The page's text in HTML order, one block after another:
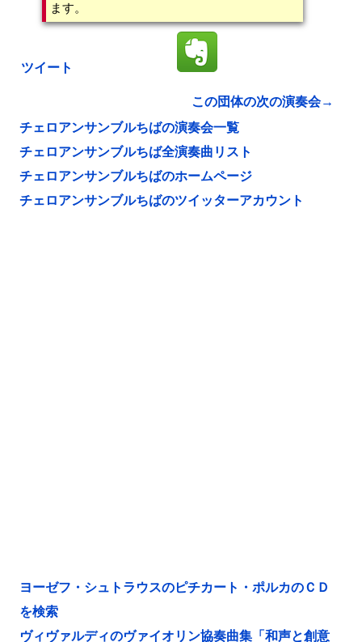
ます。
ツイート
この団体の次の演奏会→
チェロアンサンブルちばの演奏会一覧
チェロアンサンブルちば全演奏曲リスト
チェロアンサンブルちばのホームページ
チェロアンサンブルちばのツイッターアカウント
ヨーゼフ・シュトラウスのピチカート・ポルカのＣＤ
を検索
ヴィヴァルディのヴァイオリン協奏曲集「和声と創意